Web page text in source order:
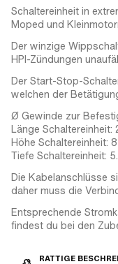
Schaltereinheit in
Moped und
Der winzige
HPI-Zündungen
Der Start-Stop-
welchen der
Ø Gewinde zur
Länge Schaltereinheit:
Höhe Schaltereinheit:
Tiefe Schaltereinheit:
Die Kabelanschlüsse
daher muss die
Entsprechende
findest du bei den
RATTIGE